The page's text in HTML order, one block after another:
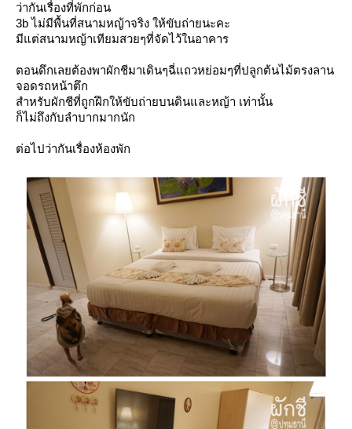
ว่ากันเรื่องที่พักก่อน
3b ไม่มีพื้นที่สนามหญ้าจริง ให้ขับถ่ายนะคะ
มีแต่สนามหญ้าเทียมสวยๆที่จัดไว้ในอาคาร
ตอนดึกเลยต้องพาผักชีมาเดินๆฉี่แถวหย่อมๆที่ปลูกต้นไม้ตรงลาน
จอดรถหน้าตึก
สำหรับผักชีที่ถูกฝึกให้ขับถ่ายบนดินและหญ้า เท่านั้น
ก็ไม่ถึงกับลำบากมากนัก
ต่อไปว่ากันเรื่องห้องพัก